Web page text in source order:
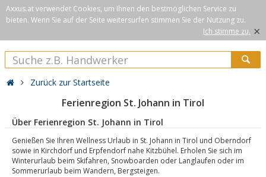
Axxus.at verwendet Cookies, um Ihnen den bestmöglichen Service zu
bieten. Wenn Sie auf der Seite weitersurfen stimmen Sie der Nutzung zu.
Ich stimme zu. ×
Zurück zur Startseite
Ferienregion St. Johann in Tirol
Über Ferienregion St. Johann in Tirol
Genießen Sie Ihren Wellness Urlaub in St. Johann in Tirol und Oberndorf
sowie in Kirchdorf und Erpfendorf nahe Kitzbühel. Erholen Sie sich im
Winterurlaub beim Skifahren, Snowboarden oder Langlaufen oder im
Sommerurlaub beim Wandern, Bergsteigen.